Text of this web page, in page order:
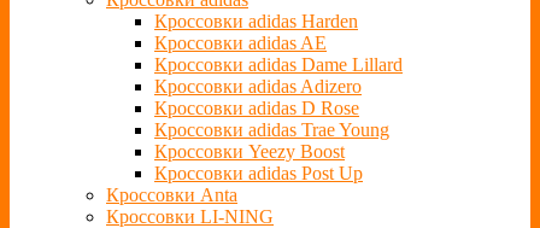
Кроссовки adidas Harden
Кроссовки adidas AE
Кроссовки adidas Dame Lillard
Кроссовки adidas Adizero
Кроссовки adidas D Rose
Кроссовки adidas Trae Young
Кроссовки Yeezy Boost
Кроссовки adidas Post Up
Кроссовки Anta
Кроссовки LI-NING